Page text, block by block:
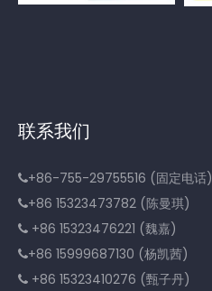
联系我们
+86-755-29755516 (固定电话)
+86 15323473782 (陈曼琪)
 +86 15323476221 (魏嘉)
+86 15999687130 (杨凯茜)
 +86 15323410276 (甄子丹)